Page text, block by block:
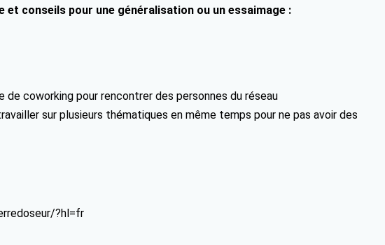
conseils pour une généralisation ou un essaimage :
de coworking pour rencontrer des personnes du réseau
sur plusieurs thématiques en même temps pour ne pas avoir des
?hl=fr